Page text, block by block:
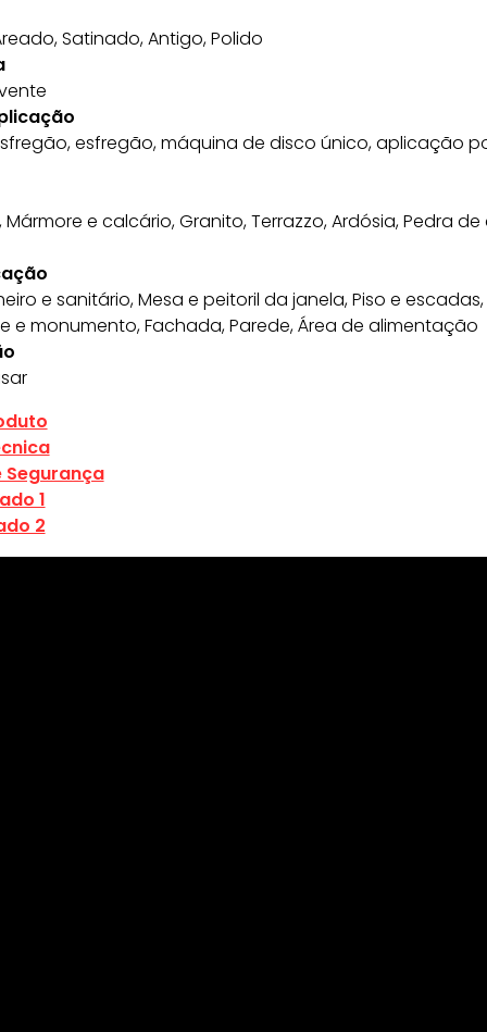
Satinado, Antigo, Polido
esfregão, máquina de disco único, aplicação
e calcário, Granito, Terrazzo, Ardósia, Pedra
e sanitário, Mesa e peitoril da janela, Piso e
e monumento, Fachada, Parede, Área de alimentação
Segurança
1
2